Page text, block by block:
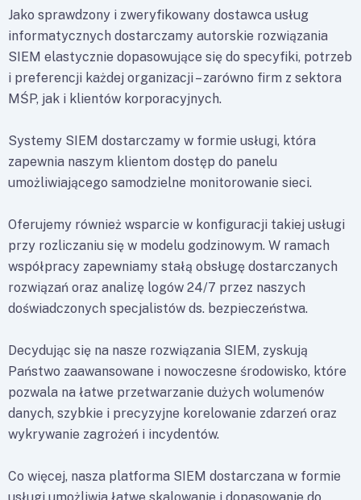
Jako sprawdzony i zweryfikowany dostawca usług
informatycznych dostarczamy autorskie rozwiązania
SIEM elastycznie dopasowujące się do specyfiki, potrzeb
i preferencji każdej organizacji – zarówno firm z sektora
MŚP, jak i klientów korporacyjnych.
Systemy SIEM dostarczamy w formie usługi, która
zapewnia naszym klientom dostęp do panelu
umożliwiającego samodzielne monitorowanie sieci.
Oferujemy również wsparcie w konfiguracji takiej usługi
przy rozliczaniu się w modelu godzinowym. W ramach
współpracy zapewniamy stałą obsługę dostarczanych
rozwiązań oraz analizę logów 24/7 przez naszych
doświadczonych specjalistów ds. bezpieczeństwa.
Decydując się na nasze rozwiązania SIEM, zyskują
Państwo zaawansowane i nowoczesne środowisko, które
pozwala na łatwe przetwarzanie dużych wolumenów
danych, szybkie i precyzyjne korelowanie zdarzeń oraz
wykrywanie zagrożeń i incydentów.
Co więcej, nasza platforma SIEM dostarczana w formie